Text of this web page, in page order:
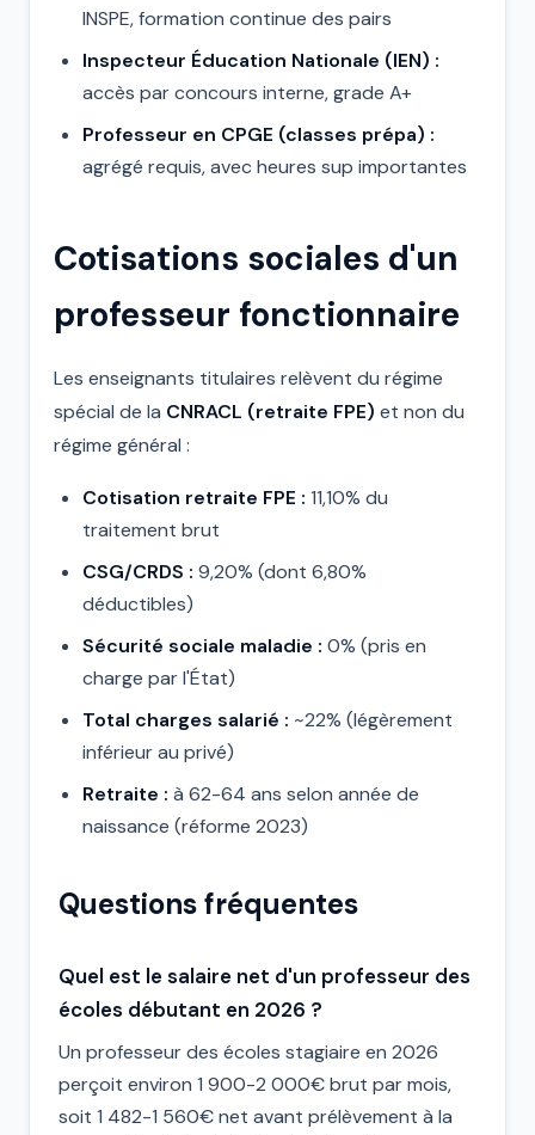
INSPE, formation continue des pairs
Inspecteur Éducation Nationale (IEN) :
accès par concours interne, grade A+
Professeur en CPGE (classes prépa) :
agrégé requis, avec heures sup importantes
Cotisations sociales d'un
professeur fonctionnaire
Les enseignants titulaires relèvent du régime
spécial de la CNRACL (retraite FPE) et non du
régime général :
Cotisation retraite FPE : 11,10% du
traitement brut
CSG/CRDS : 9,20% (dont 6,80%
déductibles)
Sécurité sociale maladie : 0% (pris en
charge par l'État)
Total charges salarié : ~22% (légèrement
inférieur au privé)
Retraite : à 62-64 ans selon année de
naissance (réforme 2023)
Questions fréquentes
Quel est le salaire net d'un professeur des
écoles débutant en 2026 ?
Un professeur des écoles stagiaire en 2026
perçoit environ 1 900-2 000€ brut par mois,
soit 1 482-1 560€ net avant prélèvement à la